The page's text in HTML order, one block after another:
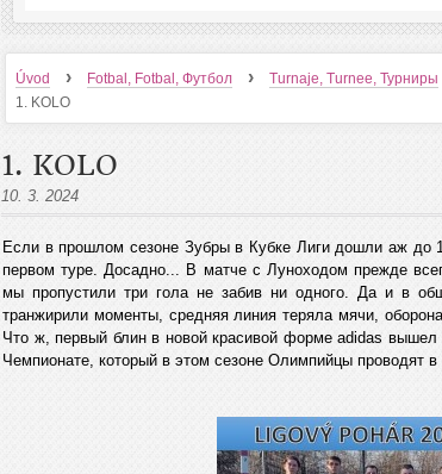
Úvod › Fotbal, Fotbal, Футбол › Turnaje, Turnee, Турниры
1. KOLO
1. KOLO
10. 3. 2024
Если в прошлом сезоне Зубры в Кубке Лиги дошли аж до
первом туре. Досадно... В матче с Луноходом прежде
мы пропустили три гола не забив ни одного. Да и в
транжирили моменты, средняя линия теряла мячи,
Что ж, первый блин в новой красивой форме adidas
Чемпионате, который в этом сезоне Олимпийцы проводят